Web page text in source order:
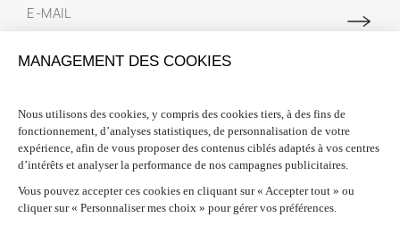
Spring Court. Nous vous offrons 10% de réduction sur votre première
INFORMATIONS 
BESOIN D'AIDE ? 
MANAGEMENT DES COOKIES
Nous utilisons des cookies, y compris des cookies tiers, à des fins de
fonctionnement, d’analyses statistiques, de personnalisation de votre
expérience, afin de vous proposer des contenus ciblés adaptés à vos centres
d’intérêts et analyser la performance de nos campagnes publicitaires.
Vous pouvez accepter ces cookies en cliquant sur « Accepter tout » ou
cliquer sur « Personnaliser mes choix » pour gérer vos préférences.